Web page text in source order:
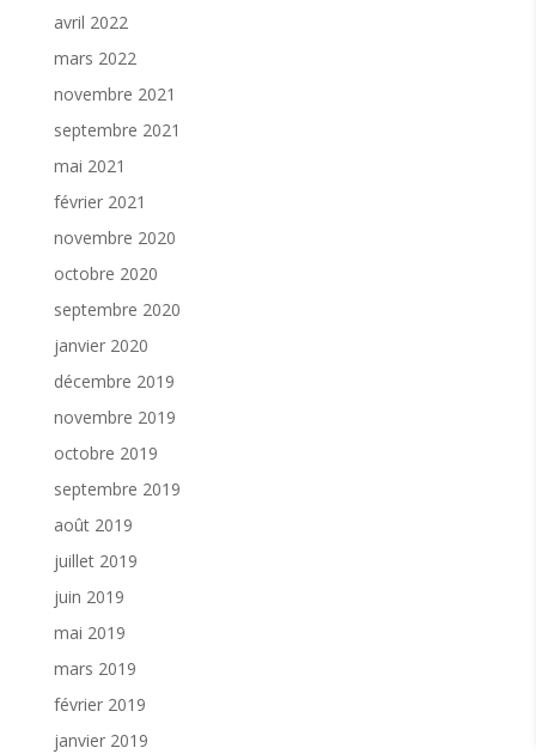
avril 2022
mars 2022
novembre 2021
septembre 2021
mai 2021
février 2021
novembre 2020
octobre 2020
septembre 2020
janvier 2020
décembre 2019
novembre 2019
octobre 2019
septembre 2019
août 2019
juillet 2019
juin 2019
mai 2019
mars 2019
février 2019
janvier 2019